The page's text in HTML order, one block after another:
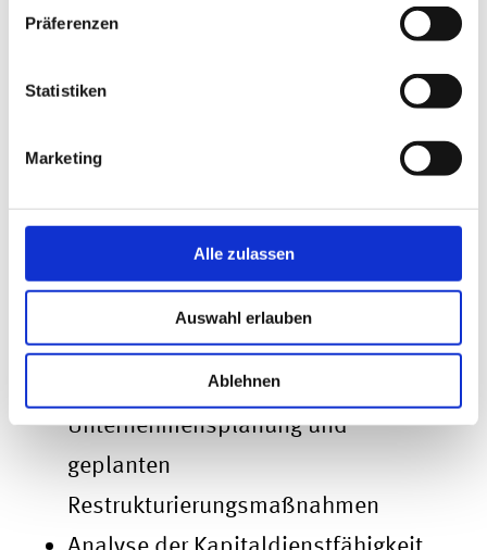
Präferenzen
Statistiken
Marketing
Alle zulassen
Auswahl erlauben
Ablehnen
Was sind Bewertungspunkte
Review (IBR)?
Der IBR ist umfassend und detailliert. Er
und Ertragslage
Überprüfung der
Unternehmensplanung und
geplanten
Restrukturierungsmaßnahmen
Analyse der Kapitaldienstfähigkeit